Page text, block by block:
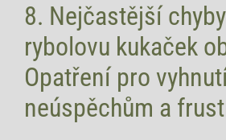
8. Nejčastější
rybolovu kukaček
Opatření pro
neúspěchům a